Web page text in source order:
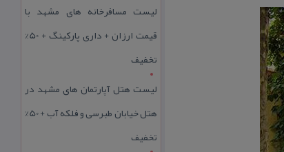
لیست مسافرخانه های مشهد با
قیمت ارزان + داری پارکینگ + 50%
تخفیف
لیست هتل آپارتمان های مشهد در
هتل خیابان طبرسی و فلکه آب + 50%
تخفیف